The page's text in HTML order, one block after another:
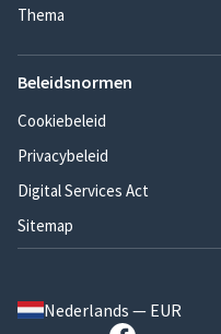
Thema
Beleidsnormen
Cookiebeleid
Privacybeleid
Digital Services Act
Sitemap
Nederlands — EUR